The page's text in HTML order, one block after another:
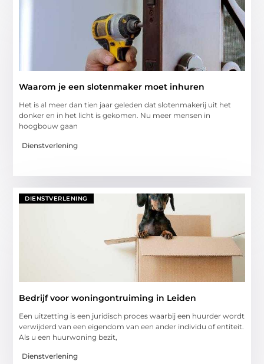
Waarom je een slotenmaker moet inhuren
Het is al meer dan tien jaar geleden dat slotenmakerij uit het
donker en in het licht is gekomen. Nu meer mensen in
hoogbouw gaan
Dienstverlening
DIENSTVERLENING
Bedrijf voor woningontruiming in Leiden
Een uitzetting is een juridisch proces waarbij een huurder wordt
verwijderd van een eigendom van een ander individu of entiteit.
Als u een huurwoning bezit,
Dienstverlening